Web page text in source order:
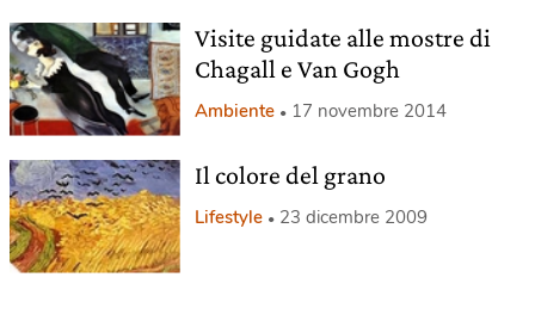
Visite guidate alle mostre di
Chagall e Van Gogh
Ambiente 17 novembre 2014
Il colore del grano
Lifestyle 23 dicembre 2009